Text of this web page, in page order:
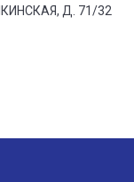
Д. 71/32